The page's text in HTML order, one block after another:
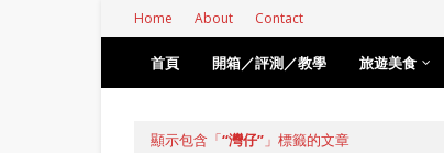
Home About Contact
首頁 開箱／評測／教學 旅遊美食
顯示包含「 灣仔 」標籤的文章